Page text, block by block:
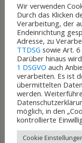
2. DEZEMBER 2015
Lehrgang
27. NOVEMBER 2015
Fischereischein
25. NOVEMBER 2015
Blog
Wir verwenden
Durch das Klicken
Verarbeitung, der
Endeinrichtung
Adresse, zu
TTDSG sowie Art. 6
Darüber hinaus
1 DSGVO auch
verarbeiten. Es ist
übermittelten
werden.
möglich, in den
kontrollierte
Cookie